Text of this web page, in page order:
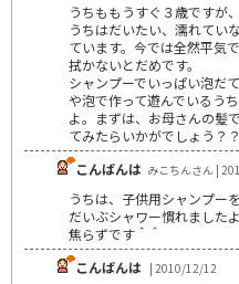
うちももうすぐ３歳ですが
うちはだいたい、濡れてい
ています。今では全然平気
拭かないとだめです。
シャンプーでいっぱい泡だ
や泡で作って遊んでいるう
よ。まずは、お母さんの髪
てみたらいかがでしょう？？
こんばんは みこちんさん |
うちは、子供用シャンプー
だいぶシャワー慣れましたよ
焦らずです＾＾
こんばんは | 2010/12/12